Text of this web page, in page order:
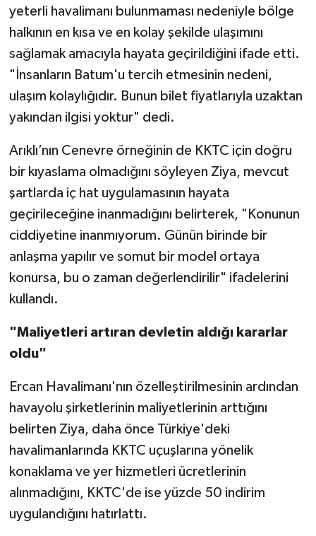
yeterli havalimanı bulunmaması nedeniyle bölge
halkının en kısa ve en kolay şekilde ulaşımını
sağlamak amacıyla hayata geçirildiğini ifade etti.
"İnsanların Batum'u tercih etmesinin nedeni,
ulaşım kolaylığıdır. Bunun bilet fiyatlarıyla uzaktan
yakından ilgisi yoktur" dedi.
Arıklı’nın Cenevre örneğinin de KKTC için doğru
bir kıyaslama olmadığını söyleyen Ziya, mevcut
şartlarda iç hat uygulamasının hayata
geçirileceğine inanmadığını belirterek, "Konunun
ciddiyetine inanmıyorum. Günün birinde bir
anlaşma yapılır ve somut bir model ortaya
konursa, bu o zaman değerlendirilir" ifadelerini
kullandı.
"Maliyetleri artıran devletin aldığı kararlar
oldu"
Ercan Havalimanı'nın özelleştirilmesinin ardından
havayolu şirketlerinin maliyetlerinin arttığını
belirten Ziya, daha önce Türkiye'deki
havalimanlarında KKTC uçuşlarına yönelik
konaklama ve yer hizmetleri ücretlerinin
alınmadığını, KKTC'de ise yüzde 50 indirim
uygulandığını hatırlattı.